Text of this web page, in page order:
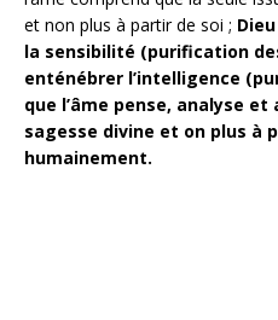
et non plus à partir de soi ;
la sensibilité (purification
enténébrer l’intelligence
que l’âme pense, analyse
sagesse divine et on plus à
humainement.